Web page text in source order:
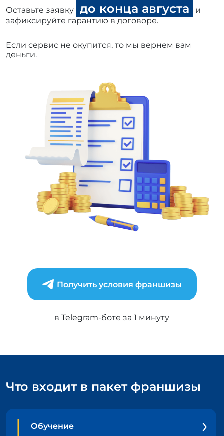
Оставьте заявку до конца августа
и
зафиксируйте гарантию в договоре.
Если сервис не окупится, то мы вернем вам
деньги.
Получить условия франшизы
в Telegram-боте за 1 минуту
Что входит в пакет франшизы
Обучение